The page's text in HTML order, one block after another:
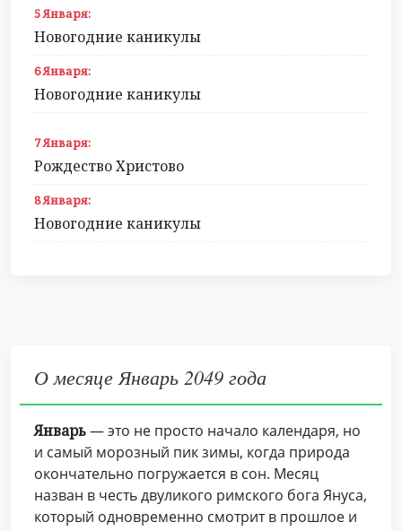
5 Января:
Новогодние каникулы
6 Января:
Новогодние каникулы
7 Января:
Рождество Христово
8 Января:
Новогодние каникулы
О месяце Январь 2049 года
Январь— это не просто начало календаря, но
и самый морозный пик зимы, когда природа
окончательно погружается в сон. Месяц
назван в честь двуликого римского бога Януса,
который одновременно смотрит в прошлое и